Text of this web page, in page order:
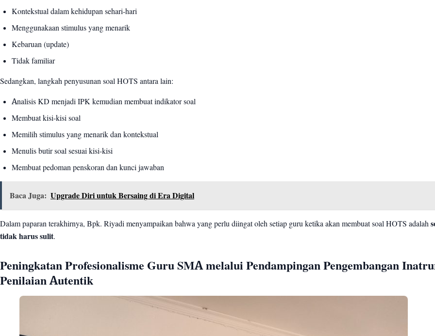
Kontekstual dalam kehidupan sehari-hari
Menggunakaan stimulus yang menarik
Kebaruan (update)
Tidak familiar
Sedangkan, langkah penyusunan soal HOTS antara lain:
Analisis KD menjadi IPK kemudian membuat indikator soal
Membuat kisi-kisi soal
Memilih stimulus yang menarik dan kontekstual
Menulis butir soal sesuai kisi-kisi
Membuat pedoman penskoran dan kunci jawaban
Baca Juga: Upgrade Diri untuk Bersaing di Era Digital
Dalam paparan terakhirnya, Bpk. Riyadi menyampaikan bahwa yang perlu diingat oleh setiap guru ketika akan membuat soal HOTS adalah
tidak harus sulit.
Peningkatan Profesionalisme Guru SMA melalui Pendampingan Pengembangan
Penilaian Autentik